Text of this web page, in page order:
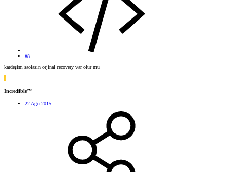
#8
kardeşim saolasın orjinal recovery var olur mu
I
Incredible™
22 Ağu 2015